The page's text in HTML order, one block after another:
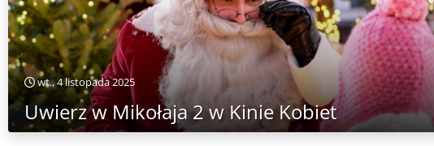
wt., 4 listopada 2025
Uwierz w Mikołaja 2 w Kinie Kobiet